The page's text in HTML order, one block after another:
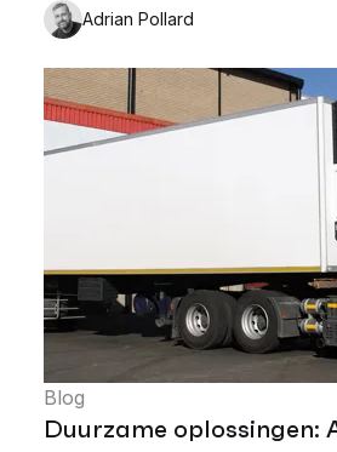
Adrian Pollard
Blog
Duurzame oplossingen: